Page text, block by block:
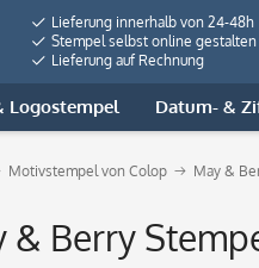
Lieferung innerhalb von 24-48h
Stempel selbst online gestalten
Lieferung auf Rechnung
Logostempel Datum- &
Motivstempel von Colop May &
& Berry